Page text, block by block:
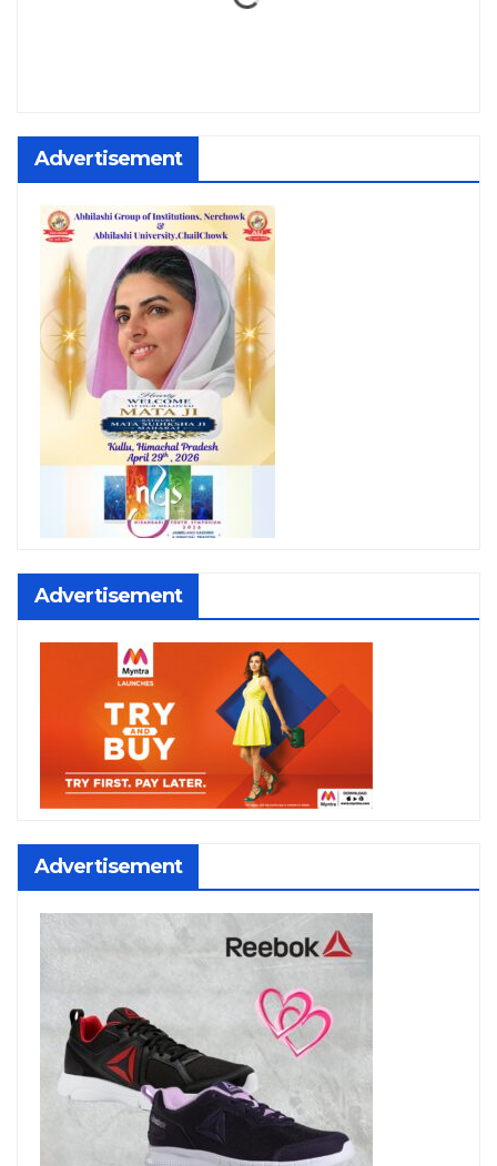
Advertisement
Advertisement
Advertisement